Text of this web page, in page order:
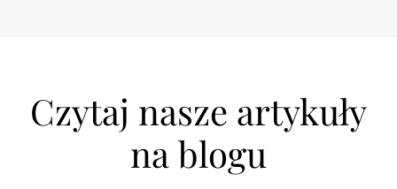
Czytaj nasze artykuły
na blogu